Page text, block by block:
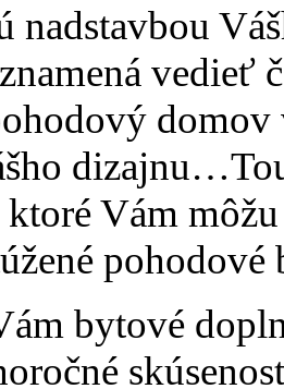
nadstavbou
vedieť
domov
ktoré Vám
pohodové
bytové